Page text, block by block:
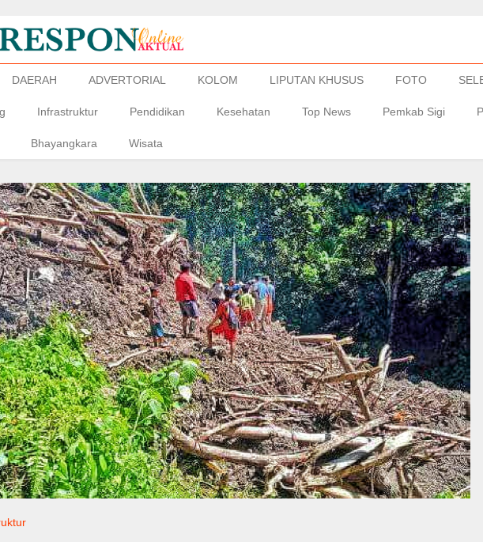
DAERAH ADVERTORIAL KOLOM LIPUTAN KHUSUS FOTO
Infrastruktur Pendidikan Kesehatan Top News Pemkab Sigi
Bhayangkara Wisata